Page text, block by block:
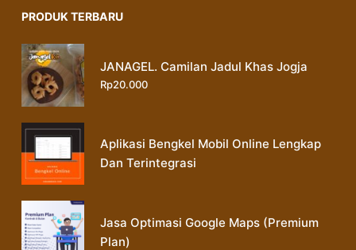
PRODUK TERBARU
JANAGEL. Camilan Jadul Khas Jogja
Rp20.000
Aplikasi Bengkel Mobil Online Lengkap
Dan Terintegrasi
Jasa Optimasi Google Maps (Premium
Plan)